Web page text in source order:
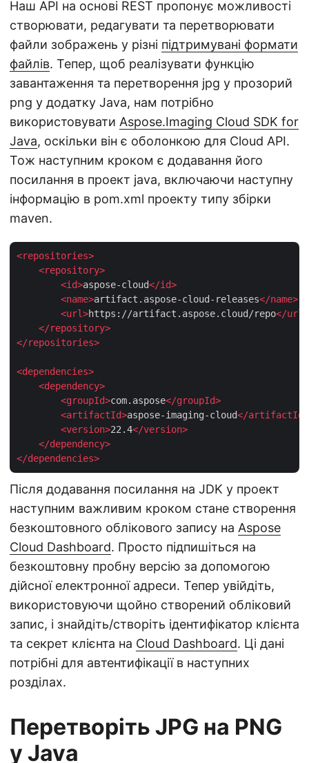
Наш API на основі REST пропонує можливості
створювати, редагувати та перетворювати
файли зображень у різні підтримувані формати
файлів. Тепер, щоб реалізувати функцію
завантаження та перетворення jpg у прозорий
png у додатку Java, нам потрібно
використовувати Aspose.Imaging Cloud SDK for
Java, оскільки він є оболонкою для Cloud API.
Тож наступним кроком є додавання його
посилання в проект java, включаючи наступну
інформацію в pom.xml проекту типу збірки
maven.
<repositories>
<repository>
<id>aspose-cloud</id>
<name>artifact.aspose-cloud-releases</name>
<url>https://artifact.aspose.cloud/repo</url
</repository>
</repositories>
<dependencies>
<dependency>
<groupId>com.aspose</groupId>
<artifactId>aspose-imaging-cloud</artifactId
<version>22.4</version>
</dependency>
</dependencies>
Після додавання посилання на JDK у проект
наступним важливим кроком стане створення
безкоштовного облікового запису на Aspose
Cloud Dashboard. Просто підпишіться на
безкоштовну пробну версію за допомогою
дійсної електронної адреси. Тепер увійдіть,
використовуючи щойно створений обліковий
запис, і знайдіть/створіть ідентифікатор клієнта
та секрет клієнта на Cloud Dashboard. Ці дані
потрібні для автентифікації в наступних
розділах.
Перетворіть JPG на PNG
у Java